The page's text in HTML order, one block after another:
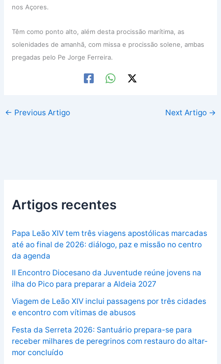
nos Açores.
Têm como ponto alto, além desta procissão marítima, as
solenidades de amanhã, com missa e procissão solene, ambas
pregadas pelo Pe Jorge Ferreira.
← Previous Artigo Next Artigo →
Artigos recentes
Papa Leão XIV tem três viagens apostólicas marcadas
até ao final de 2026: diálogo, paz e missão no centro
da agenda
II Encontro Diocesano da Juventude reúne jovens na
ilha do Pico para preparar a Aldeia 2027
Viagem de Leão XIV inclui passagens por três cidades
e encontro com vítimas de abusos
Festa da Serreta 2026: Santuário prepara-se para
receber milhares de peregrinos com restauro do altar-
mor concluído